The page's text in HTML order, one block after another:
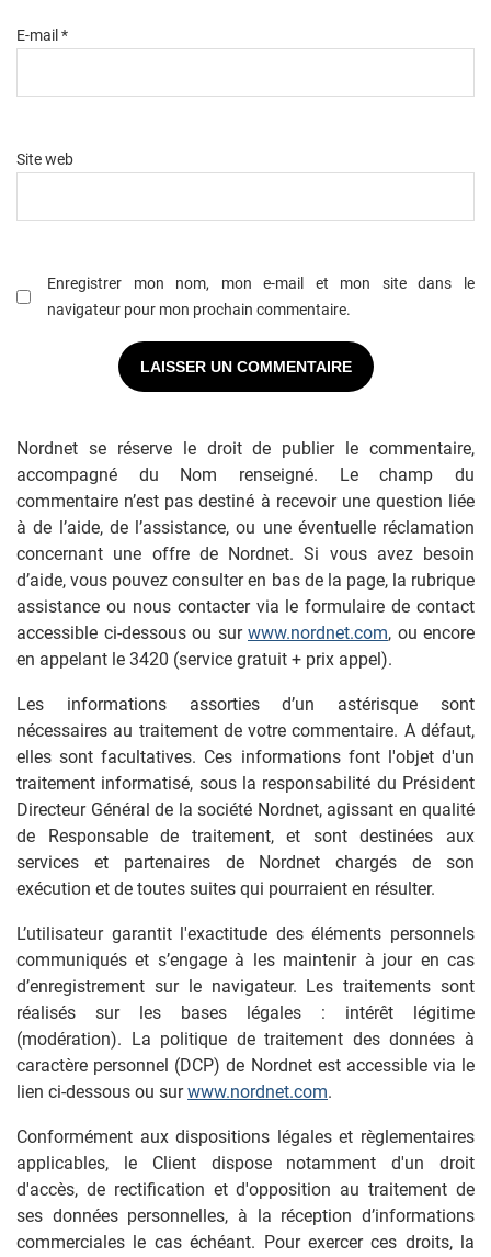
E-mail *
Site web
Enregistrer mon nom, mon e-mail et mon site dans le
navigateur pour mon prochain commentaire.
Nordnet se réserve le droit de publier le commentaire,
accompagné du Nom renseigné. Le champ du
commentaire n’est pas destiné à recevoir une question liée
à de l’aide, de l’assistance, ou une éventuelle réclamation
concernant une offre de Nordnet. Si vous avez besoin
d’aide, vous pouvez consulter en bas de la page, la rubrique
assistance ou nous contacter via le formulaire de contact
accessible ci-dessous ou sur www.nordnet.com, ou encore
en appelant le 3420 (service gratuit + prix appel).
Les informations assorties d’un astérisque sont
nécessaires au traitement de votre commentaire. A défaut,
elles sont facultatives. Ces informations font l'objet d'un
traitement informatisé, sous la responsabilité du Président
Directeur Général de la société Nordnet, agissant en qualité
de Responsable de traitement, et sont destinées aux
services et partenaires de Nordnet chargés de son
exécution et de toutes suites qui pourraient en résulter.
L’utilisateur garantit l'exactitude des éléments personnels
communiqués et s’engage à les maintenir à jour en cas
d’enregistrement sur le navigateur. Les traitements sont
réalisés sur les bases légales : intérêt légitime
(modération). La politique de traitement des données à
caractère personnel (DCP) de Nordnet est accessible via le
lien ci-dessous ou surwww.nordnet.com.
Conformément aux dispositions légales et règlementaires
applicables, le Client dispose notamment d'un droit
d'accès, de rectification et d'opposition au traitement de
ses données personnelles, à la réception d’informations
commerciales le cas échéant. Pour exercer ces droits, la